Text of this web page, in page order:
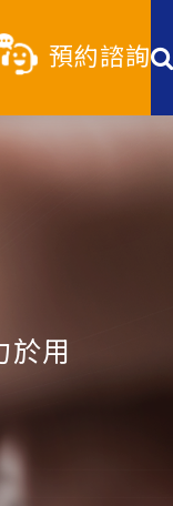
預約諮詢
於用